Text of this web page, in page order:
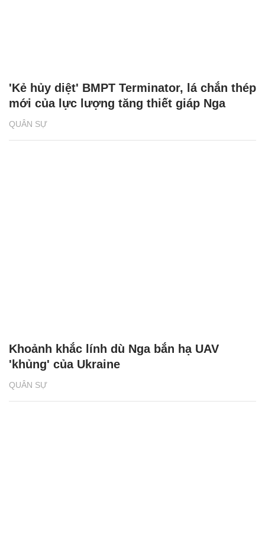
QUÂN SỰ
'Kẻ hủy diệt' BMPT Terminator, lá chắn thép
mới của lực lượng tăng thiết giáp Nga
QUÂN SỰ
Khoảnh khắc lính dù Nga bắn hạ UAV
'khủng' của Ukraine